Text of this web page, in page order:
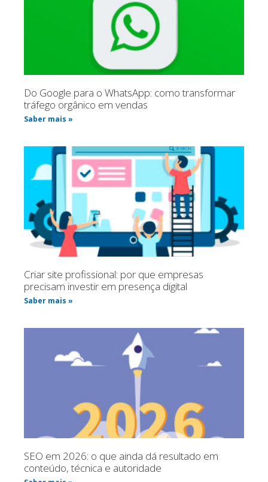
Do Google para o WhatsApp: como transformar
tráfego orgânico em vendas
Saber mais »
Criar site profissional: por que empresas
precisam investir em presença digital
Saber mais »
SEO em 2026: o que ainda dá resultado em
conteúdo, técnica e autoridade